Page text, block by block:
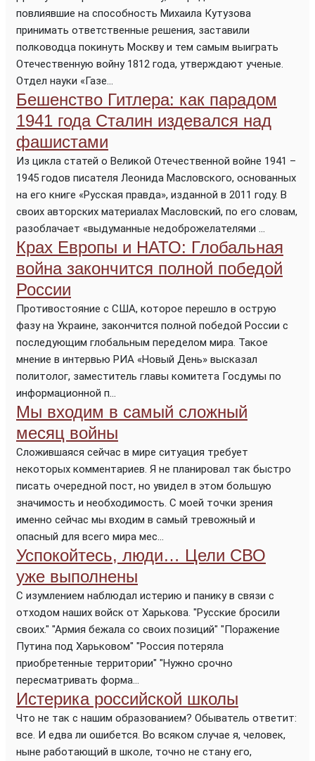
повлиявшие на способность Михаила Кутузова
принимать ответственные решения, заставили
полководца покинуть Москву и тем самым выиграть
Отечественную войну 1812 года, утверждают ученые.
Отдел науки «Газе...
Бешенство Гитлера: как парадом
1941 года Сталин издевался над
фашистами
Из цикла статей о Великой Отечественной войне 1941 –
1945 годов писателя Леонида Масловского, основанных
на его книге «Русская правда», изданной в 2011 году. В
своих авторских материалах Масловский, по его словам,
разоблачает «выдуманные недоброжелателями ...
Крах Европы и НАТО: Глобальная
война закончится полной победой
России
Противостояние с США, которое перешло в острую
фазу на Украине, закончится полной победой России с
последующим глобальным переделом мира. Такое
мнение в интервью РИА «Новый День» высказал
политолог, заместитель главы комитета Госдумы по
информационной п...
Мы входим в самый сложный
месяц войны
Сложившаяся сейчас в мире ситуация требует
некоторых комментариев. Я не планировал так быстро
писать очередной пост, но увидел в этом большую
значимость и необходимость. С моей точки зрения
именно сейчас мы входим в самый тревожный и
опасный для всего мира мес...
Успокойтесь, люди… Цели СВО
уже выполнены
С изумлением наблюдал истерию и панику в связи с
отходом наших войск от Харькова. "Русские бросили
своих." "Армия бежала со своих позиций" "Поражение
Путина под Харьковом" "Россия потеряла
приобретенные территории" "Нужно срочно
пересматривать форма...
Истерика российской школы
Что не так с нашим образованием? Обыватель ответит:
все. И едва ли ошибется. Во всяком случае я, человек,
ныне работающий в школе, точно не стану его,